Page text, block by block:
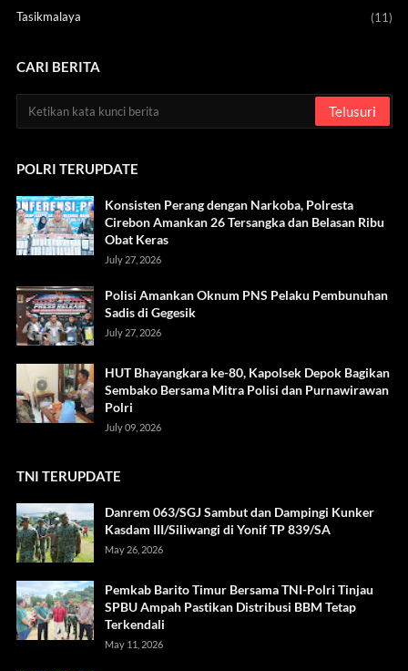
Tasikmalaya
(11)
CARI BERITA
POLRI TERUPDATE
Konsisten Perang dengan Narkoba, Polresta
Cirebon Amankan 26 Tersangka dan Belasan Ribu
Obat Keras
July 27, 2026
Polisi Amankan Oknum PNS Pelaku Pembunuhan
Sadis di Gegesik
July 27, 2026
HUT Bhayangkara ke-80, Kapolsek Depok Bagikan
Sembako Bersama Mitra Polisi dan Purnawirawan
Polri
July 09, 2026
TNI TERUPDATE
Danrem 063/SGJ Sambut dan Dampingi Kunker
Kasdam III/Siliwangi di Yonif TP 839/SA
May 26, 2026
Pemkab Barito Timur Bersama TNI-Polri Tinjau
SPBU Ampah Pastikan Distribusi BBM Tetap
Terkendali
May 11, 2026